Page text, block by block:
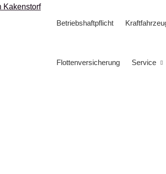
Betriebshaftpflicht
Flottenversicherung Service